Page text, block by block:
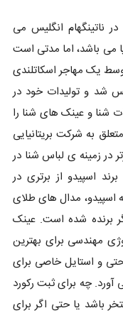
ناتینگهام انگلیس می
می باشد، اما مدتی است
یک مهاجر اسکاتلندی
مک ری در سال ۱۹۱۴ تاسیس شد و تولیدات خود در
شنا و عینک های شنا را
به شرکت بریتانیایی
در زمینه ی لباس شنا در
اسپیدو از برتری در
مدال های طلای
برنده شده است. عینک
مهندسی برای بهترین
و استایل خاصی برای
چه برای ثبت رکورد
باشد یا حتی اگر برای